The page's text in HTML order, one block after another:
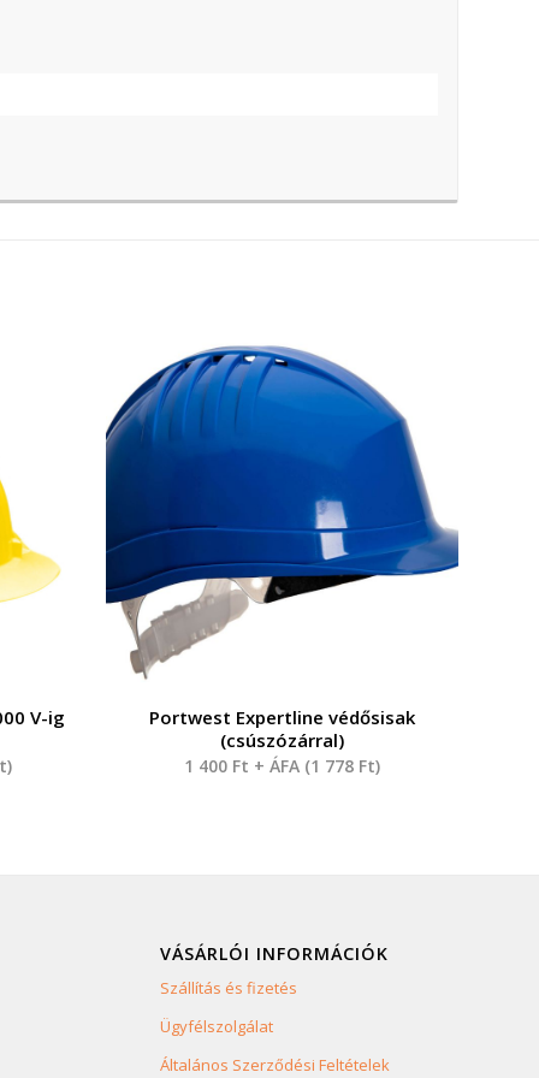
V-ig
)
Portwest Expertline védősisak
(csúszózárral)
1 400 Ft + ÁFA (1 778 Ft)
VÁSÁRLÓI INFORMÁCIÓK
Szállítás és fizetés
Ügyfélszolgálat
Általános Szerződési Feltételek